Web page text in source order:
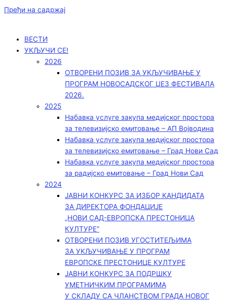
Пређи на садржај
ВЕСТИ
УКЉУЧИ СЕ!
2026
ОТВОРЕНИ ПОЗИВ ЗА УКЉУЧИВАЊЕ У
ПРОГРАМ НОВОСАДСКОГ ЏЕЗ ФЕСТИВАЛА
2026.
2025
Набавка услуге закупа медијског простора
за телевизијско емитовање – АП Војводинa
Набавка услуге закупа медијског простора
за телевизијско емитовање – Град Нови Сад
Набавка услуге закупа медијског простора
за радијско емитовање – Град Нови Сад
2024
ЈАВНИ КОНКУРС ЗА ИЗБОР КАНДИДАТА
ЗА ДИРЕКТОРА ФОНДАЦИЈЕ
„НОВИ САД-ЕВРОПСКА ПРЕСТОНИЦА
КУЛТУРЕ“
ОТВОРЕНИ ПОЗИВ УГОСТИТЕЉИМА
ЗА УКЉУЧИВАЊЕ У ПРОГРАМ
ЕВРОПСКЕ ПРЕСТОНИЦЕ КУЛТУРЕ
ЈАВНИ КОНКУРС ЗА ПОДРШКУ
УМЕТНИЧКИМ ПРОГРАМИМА
У СКЛАДУ СА ЧЛАНСТВОМ ГРАДА НОВОГ